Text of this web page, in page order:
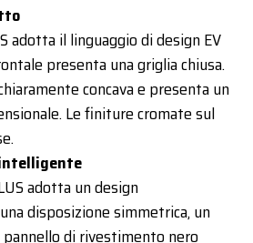
adotta il linguaggio di design EV
presenta una griglia chiusa.
concava e presenta un
Le finiture cromate sul
adotta un design
disposizione simmetrica, un
di rivestimento nero